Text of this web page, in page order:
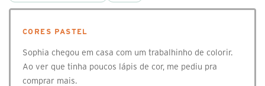
CORES PASTEL
Sophia chegou em casa com um trabalhinho de colorir.
Ao ver que tinha poucos lápis de cor, me pediu pra
comprar mais.